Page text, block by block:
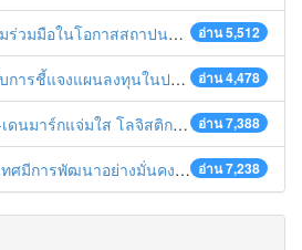
อ่าน 5,512
าปนาความสัมพันธ์ทางการทูตครบรอบ 65 ปี
อ่าน 4,478
แจงแผนลงทุนในประเทศไทย
อ่าน 7,388
มใส โลจิสติกส์ไทยโดดเด่นในภูมิภาค
อ่าน 7,238
มั่งคั่ง ยั่งยืน ในการประชุม Boao Forum for Asia